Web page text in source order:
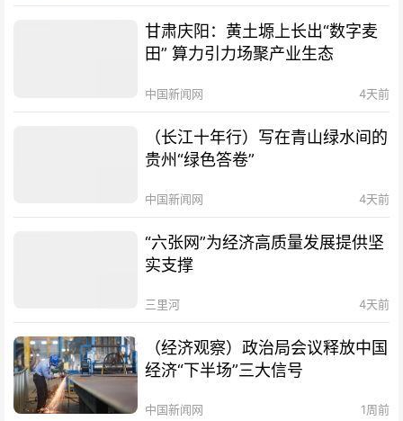
甘肃庆阳：黄土塬上长出“数字麦
田” 算力引力场聚产业生态
中国新闻网 4天前
（长江十年行）写在青山绿水间的
贵州“绿色答卷”
中国新闻网 4天前
“六张网”为经济高质量发展提供坚
实支撑
三里河 4天前
（经济观察）政治局会议释放中国
经济“下半场”三大信号
中国新闻网 1周前